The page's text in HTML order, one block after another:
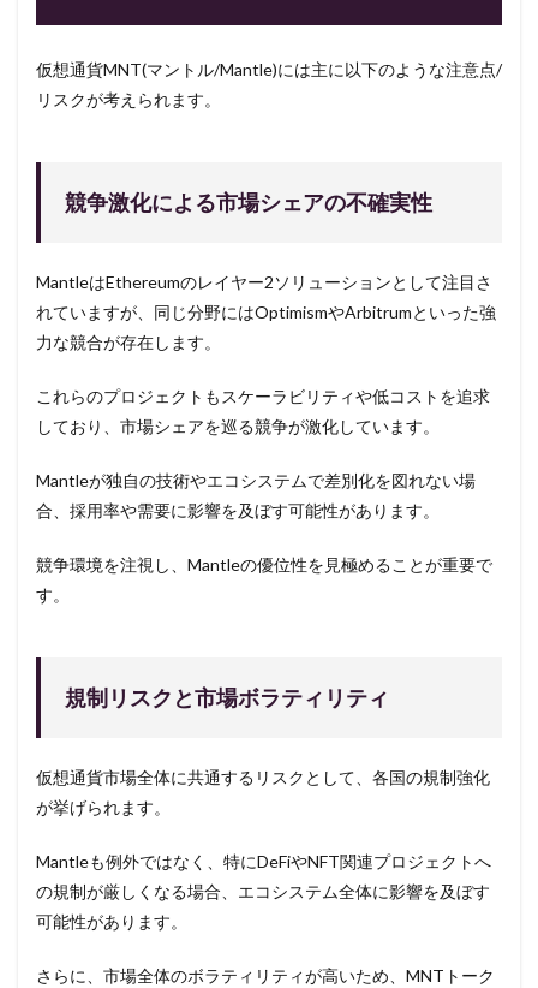
仮想通貨MNT(マントル/Mantle)には主に以下のような注意点/
リスクが考えられます。
競争激化による市場シェアの不確実性
MantleはEthereumのレイヤー2ソリューションとして注目さ
れていますが、同じ分野にはOptimismやArbitrumといった強
力な競合が存在します。
これらのプロジェクトもスケーラビリティや低コストを追求
しており、市場シェアを巡る競争が激化しています。
Mantleが独自の技術やエコシステムで差別化を図れない場
合、採用率や需要に影響を及ぼす可能性があります。
競争環境を注視し、Mantleの優位性を見極めることが重要で
す。
規制リスクと市場ボラティリティ
仮想通貨市場全体に共通するリスクとして、各国の規制強化
が挙げられます。
Mantleも例外ではなく、特にDeFiやNFT関連プロジェクトへ
の規制が厳しくなる場合、エコシステム全体に影響を及ぼす
可能性があります。
さらに、市場全体のボラティリティが高いため、MNTトーク